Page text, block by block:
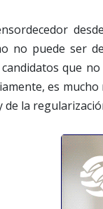
no puede ser
que
es
de la